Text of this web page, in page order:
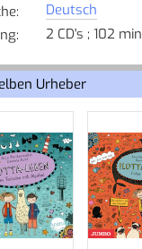
:
Deutsch
: 2 CD's ; 102 min
Urheber